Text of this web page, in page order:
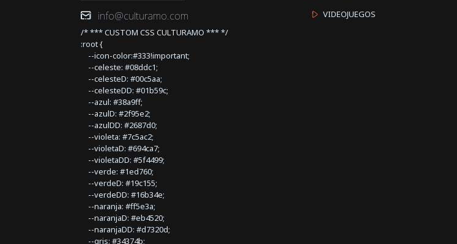
info@culturamo.com
/* *** CUSTOM CSS CULTURAMO *** */
:root {
--icon-color:#333!important;
--celeste: #08ddc1;
--celesteD: #00c5aa;
--celesteDD: #01b59c;
--azul: #38a9ff;
--azulD: #2f95e2;
--azulDD: #2687d0;
--violeta: #7c5ac2;
--violetaD: #694ca7;
--violetaDD: #5f4499;
--verde: #1ed760;
--verdeD: #19c155;
--verdeDD: #16b34e;
--naranja: #ff5e3a;
--naranjaD: #eb4520;
--naranjaDD: #d7320d;
--gris: #34374b;
VIDEOJUEGOS